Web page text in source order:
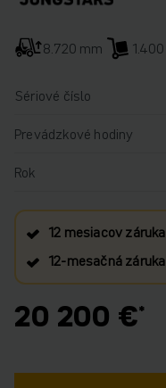
8.720 mm
Sériové číslo
Prevádzkové hodiny
Rok
12 mesiacov
12‑mesačná
20 200 €